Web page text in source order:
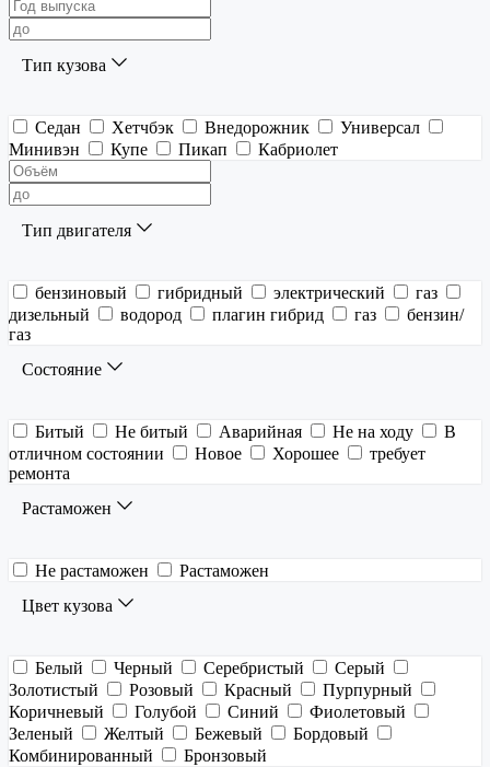
Тип кузова
Седан Хетчбэк Внедорожник
Универсал
Минивэн
Купе Пикап Кабриолет
Тип двигателя
бензиновый гибридный электрический
газ
дизельный
водород плагин гибрид газ
бензин/
газ
Состояние
Битый Не битый Аварийная Не на ходу
В
отличном состоянии
Новое Хорошее
требует
ремонта
Растаможен
Не растаможен
Растаможен
Цвет кузова
Белый Черный Серебристый
Серый
Золотистый
Розовый Красный
Пурпурный
Коричневый
Голубой Синий
Фиолетовый
Зеленый
Желтый Бежевый
Бордовый
Комбинированный
Бронзовый